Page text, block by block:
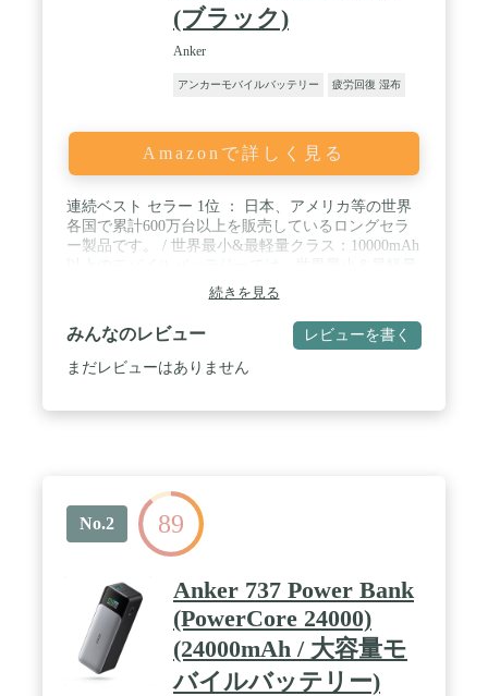
(ブラック)
Anker
アンカーモバイルバッテリー 疲労回復 湿布
Amazonで詳しく見る
連続ベスト セラー 1位 ： 日本、アメリカ等の世界
各国で累計600万台以上を販売しているロングセラ
ー製品です。 / 世界最小&最軽量クラス：10000mAh
(※2019年5月時点) 。大きさはクレジットカードサ
イズほどで約180g。いつでもどこでも気軽に持ち運
べます。 / 大容量の安心感：iPhone 15に約2回、iPad
mini 6に約1回、その他ほとんどのスマートフォンに
複数回の充電が可能です。 / より早い充電技術：
続きを見る
みんなのレビュー レビューを書く
まだレビューはありません
No.2 89
Anker 737 Power Bank
(PowerCore 24000)
(24000mAh / 大容量モ
バイルバッテリー)